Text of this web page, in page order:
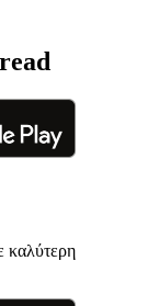
καλύτερη